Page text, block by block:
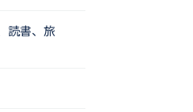
読書、旅